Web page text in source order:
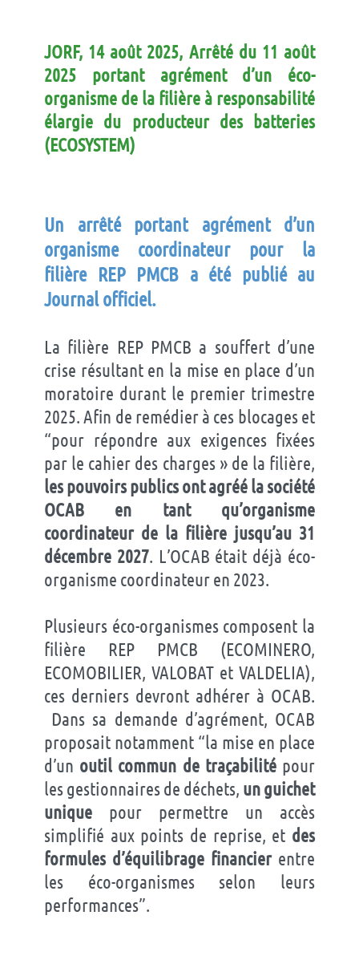
JORF, 14 août 2025, Arrêté du 11 août
2025 portant agrément d’un éco-
organisme de la filière à responsabilité
élargie du producteur des batteries
(ECOSYSTEM)
Un arrêté portant agrément d’un
organisme coordinateur pour la
filière REP PMCB a été publié au
Journal officiel.
La filière REP PMCB a souffert d’une
crise résultant en la mise en place d’un
moratoire durant le premier trimestre
2025. Afin de remédier à ces blocages et
“pour répondre aux exigences fixées
par le cahier des charges » de la filière,
les pouvoirs publics ont agréé la société
OCAB en tant qu’organisme
coordinateur de la filière jusqu’au 31
décembre 2027. L’OCAB était déjà éco-
organisme coordinateur en 2023.
Plusieurs éco-organismes composent la
filière REP PMCB (ECOMINERO,
ECOMOBILIER, VALOBAT et VALDELIA),
ces derniers devront adhérer à OCAB.
Dans sa demande d’agrément, OCAB
proposait notamment “la mise en place
d’un outil commun de traçabilitépour
les gestionnaires de déchets, un guichet
unique pour permettre un accès
simplifié aux points de reprise, et des
formules d’équilibrage financierentre
les éco-organismes selon leurs
performances”.